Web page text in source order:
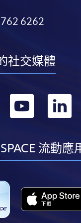
6262
社交媒體
轉
流動應